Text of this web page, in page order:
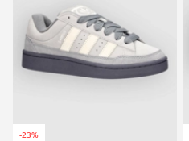
-23%